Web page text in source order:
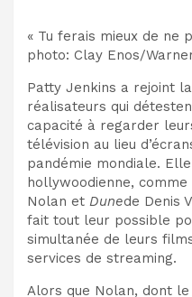
« Tu ferais mieux de ne
photo: Clay Enos/
Patty Jenkins a rejoint
réalisateurs qui
capacité à regarder
télévision au lieu
pandémie mondiale.
hollywoodienne, comme
Nolan et Dunede Denis
fait tout leur possible
simultanée de leurs
services de streaming.
Alors que Nolan, dont